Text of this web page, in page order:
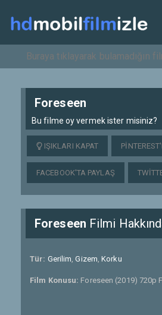
Foreseen
Bu filme oy vermek ister misiniz?
IŞIKLARI KAPAT
FACEBOOK'TA PAYLAŞ
Foreseen Filmi
Tür: Gerilim,Gizem,Korku
Film Konusu: Foreseen (2019) 720p